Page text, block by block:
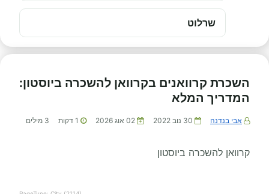
שרלוט
השכרת קרוואנים בקרוואן להשכרה ביוסטון:
המדריך המלא
אבי בנדנה 30 נוב 2022 02 אוג 2026 1 דקות 3 מילים
קרוואן להשכרה ביוסטון